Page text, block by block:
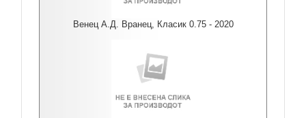
Венец А.Д. Вранец, Класик 0.75 - 2020